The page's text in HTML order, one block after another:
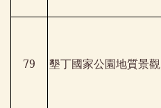
79 墾丁國家公園地質景觀